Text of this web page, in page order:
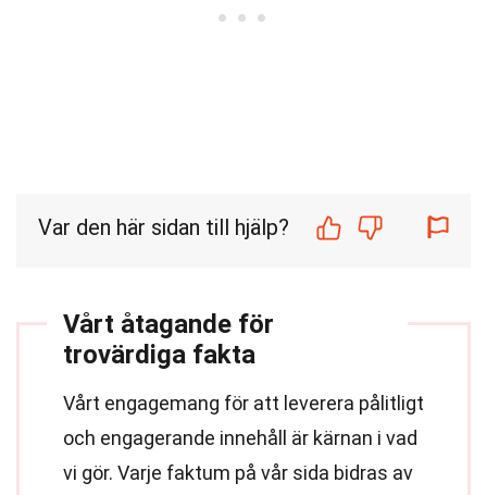
Var den här sidan till hjälp?
Vårt åtagande för
trovärdiga fakta
Vårt engagemang för att leverera pålitligt
och engagerande innehåll är kärnan i vad
vi gör. Varje faktum på vår sida bidras av